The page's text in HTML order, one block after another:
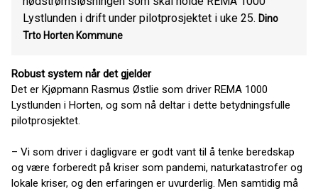
Lystlunden i drift under pilotprosjektet i uke 25. Dino
Trto Horten Kommune
Robust system når det gjelder
Det er Kjøpmann Rasmus Østlie som driver REMA 1000
Lystlunden i Horten, og som nå deltar i dette betydningsfulle
pilotprosjektet.
– Vi som driver i dagligvare er godt vant til å tenke beredskap
og være forberedt på kriser som pandemi, naturkatastrofer og
lokale kriser, og den erfaringen er uvurderlig. Men samtidig må